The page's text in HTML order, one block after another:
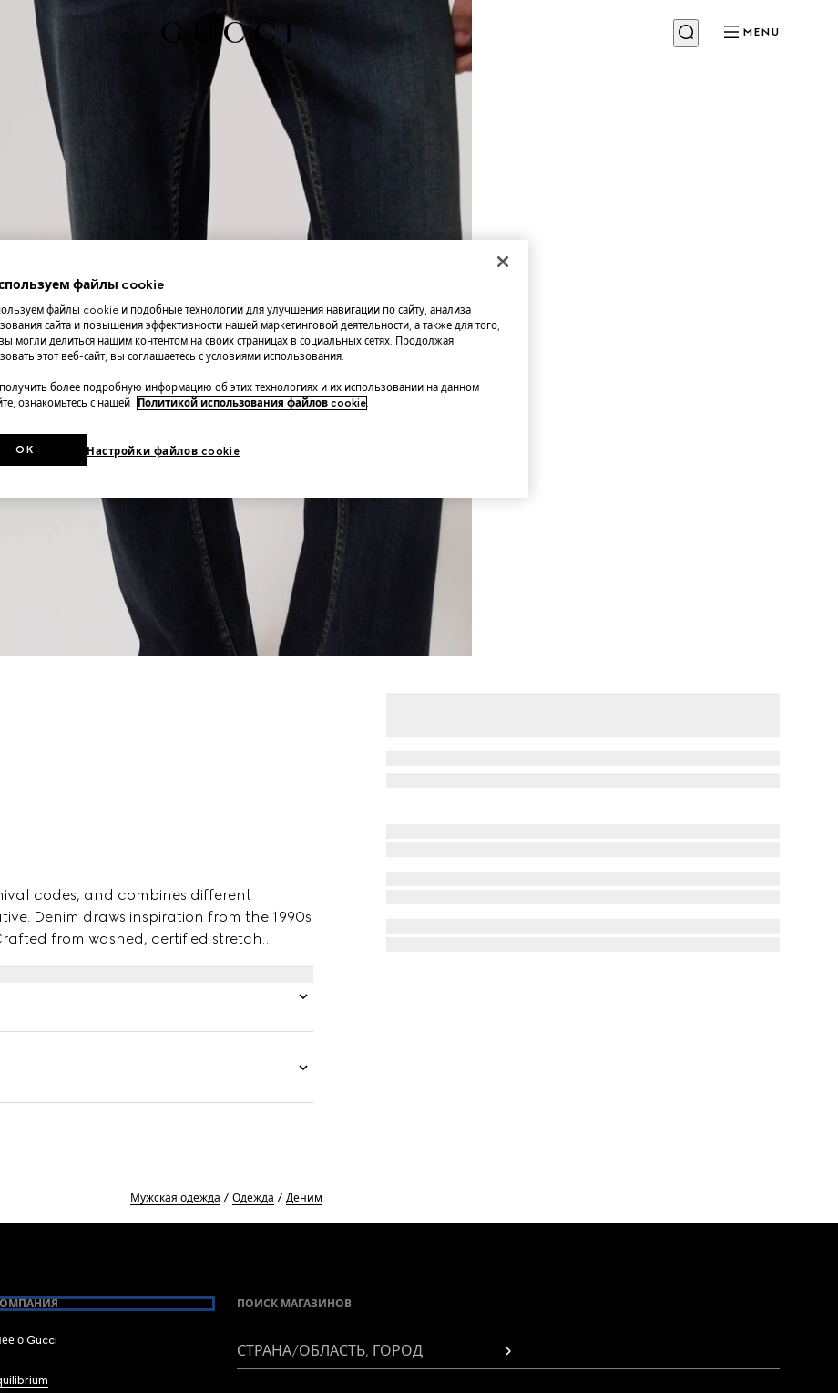
MENU
codes, and combines different
Denim draws inspiration from the 1990s
from washed, certified stretch
Мужская одежда Одежда Деним
о Gucci
ПОИСК МАГАЗИНОВ
СТРАНА/ОБЛАСТЬ, ГОРОД
файлы cookie
файлы cookie и подобные технологии для улучшения навигации по сайту, анализа
сайта и повышения эффективности нашей маркетинговой деятельности, а также для того,
могли делиться нашим контентом на своих страницах в социальных сетях. Продолжая
этот веб-сайт, вы соглашаетесь с условиями использования.
более подробную информацию об этих технологиях и их использовании на данном
ознакомьтесь с нашей
Политикой использования файлов cookie.
Настройки файлов cookie
OK